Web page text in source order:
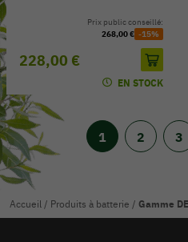
228,00 €
Prix public conseillé:
268,00 € -15%
EN STOCK
1 2 3
Accueil / Produits à batterie / Gamme